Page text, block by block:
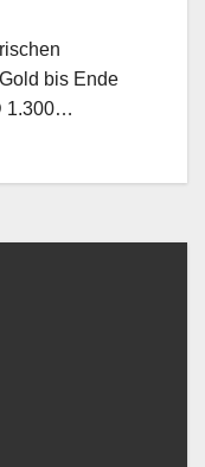
bis Ende
1.300…